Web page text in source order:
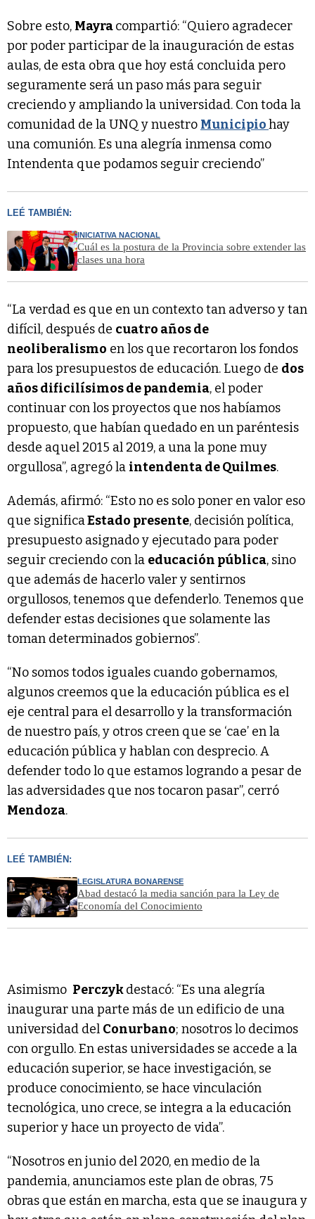
Sobre esto, Mayracompartió: “Quiero agradecer
por poder participar de la inauguración de estas
aulas, de esta obra que hoy está concluida pero
seguramente será un paso más para seguir
creciendo y ampliando la universidad. Con toda la
comunidad de la UNQ y nuestro Municipiohay
una comunión. Es una alegría inmensa como
Intendenta que podamos seguir creciendo”
LEÉ TAMBIÉN:
INICIATIVA NACIONAL
Cuál es la postura de la Provincia sobre extender las
clases una hora
“La verdad es que en un contexto tan adverso y tan
difícil, después de cuatro años de
neoliberalismo en los que recortaron los fondos
para los presupuestos de educación. Luego de dos
años dificilísimos de pandemia, el poder
continuar con los proyectos que nos habíamos
propuesto, que habían quedado en un paréntesis
desde aquel 2015 al 2019, a una la pone muy
orgullosa”, agregó la intendenta de Quilmes.
Además, afirmó: “Esto no es solo poner en valor eso
que significaEstado presente, decisión política,
presupuesto asignado y ejecutado para poder
seguir creciendo con la educación pública, sino
que además de hacerlo valer y sentirnos
orgullosos, tenemos que defenderlo. Tenemos que
defender estas decisiones que solamente las
toman determinados gobiernos”.
“No somos todos iguales cuando gobernamos,
algunos creemos que la educación pública es el
eje central para el desarrollo y la transformación
de nuestro país, y otros creen que se ‘cae’ en la
educación pública y hablan con desprecio. A
defender todo lo que estamos logrando a pesar de
las adversidades que nos tocaron pasar”, cerró
Mendoza.
LEÉ TAMBIÉN:
LEGISLATURA BONARENSE
Abad destacó la media sanción para la Ley de
Economía del Conocimiento
Asimismo Perczykdestacó: “Es una alegría
inaugurar una parte más de un edificio de una
universidad del Conurbano; nosotros lo decimos
con orgullo. En estas universidades se accede a la
educación superior, se hace investigación, se
produce conocimiento, se hace vinculación
tecnológica, uno crece, se integra a la educación
superior y hace un proyecto de vida”.
“Nosotros en junio del 2020, en medio de la
pandemia, anunciamos este plan de obras, 75
obras que están en marcha, esta que se inaugura y